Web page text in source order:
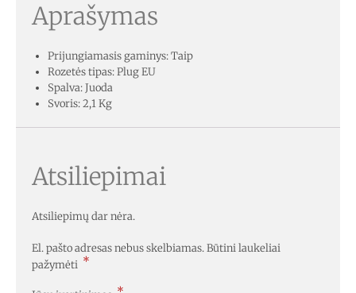
Aprašymas
Prijungiamasis gaminys: Taip
Rozetės tipas: Plug EU
Spalva: Juoda
Svoris: 2,1 Kg
Atsiliepimai
Atsiliepimų dar nėra.
El. pašto adresas nebus skelbiamas.Būtini laukeliai
pažymėti *